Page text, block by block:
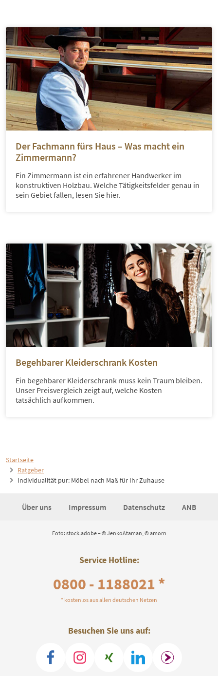
Startseite
Ratgeber
Individualität pur: Möbel nach Maß für Ihr Zuhause
Der Fachmann fürs Haus – Was macht ein
Zimmermann?
Ein Zimmermann ist ein erfahrener Handwerker im
konstruktiven Holzbau. Welche Tätigkeitsfelder genau in
sein Gebiet fallen, lesen Sie hier.
Begehbarer Kleiderschrank Kosten
Ein begehbarer Kleiderschrank muss kein Traum bleiben.
Unser Preisvergleich zeigt auf, welche Kosten
tatsächlich aufkommen.
Über uns Impressum Datenschutz ANB
Foto: stock.adobe – © JenkoAtaman, © amorn
Service Hotline:
0800 - 1188021 *
* kostenlos aus allen deutschen Netzen
Besuchen Sie uns auf: